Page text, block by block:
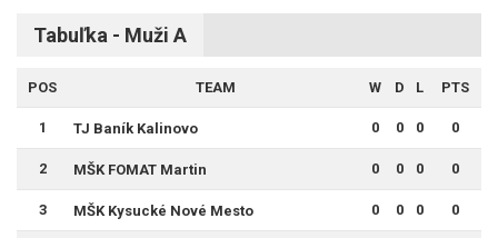
Tabuľka - Muži A
POS TEAM W D L PTS
1 TJ Baník Kalinovo 0 0 0 0
2 MŠK FOMAT Martin 0 0 0 0
3 MŠK Kysucké Nové Mesto 0 0 0 0